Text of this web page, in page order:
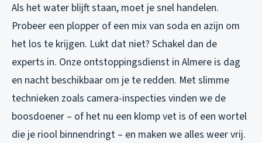
Als het water blijft staan, moet je snel handelen.
Probeer een plopper of een mix van soda en azijn om
het los te krijgen. Lukt dat niet? Schakel dan de
experts in. Onze ontstoppingsdienst in Almere is dag
en nacht beschikbaar om je te redden. Met slimme
technieken zoals camera-inspecties vinden we de
boosdoener – of het nu een klomp vet is of een wortel
die je riool binnendringt – en maken we alles weer vrij.